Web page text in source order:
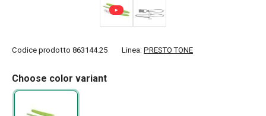
Codice prodotto 863144.25 Linea: PRESTO TONE
Choose color variant